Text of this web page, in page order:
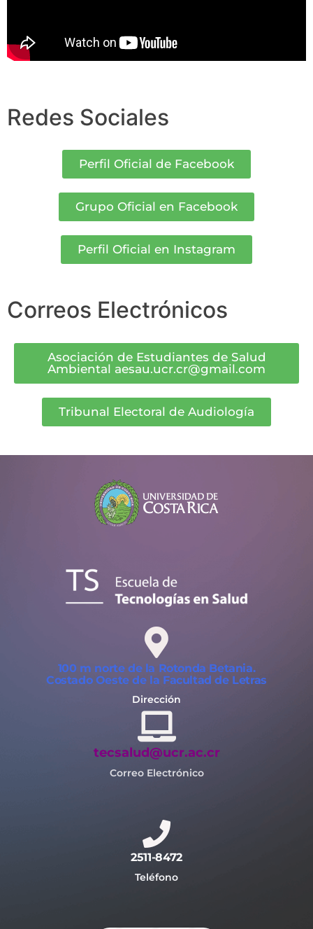
Redes Sociales
Perfil Oficial de Facebook
Grupo Oficial en Facebook
Perfil Oficial en Instagram
Correos Electrónicos
Asociación de Estudiantes de Salud
Ambiental aesau.ucr.cr@gmail.com
Tribunal Electoral de Audiología
100 m norte de la Rotonda Betania.
Costado Oeste de la Facultad de Letras
Dirección
tecsalud@ucr.ac.cr
Correo Electrónico
2511-8472
Teléfono